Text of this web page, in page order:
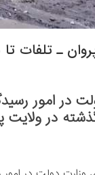
تلفات تا سقف 160
در امور
در ولایت